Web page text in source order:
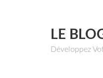
LE
Développez